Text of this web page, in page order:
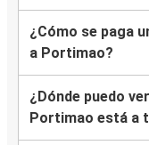
¿Cómo se paga
a Portimao?
¿Dónde puedo
Portimao está a